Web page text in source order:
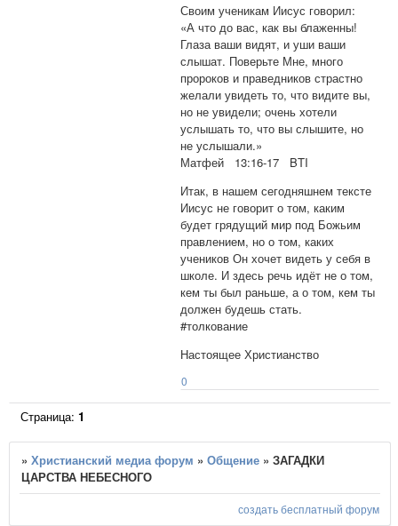
Своим ученикам Иисус говорил:
«А что до вас, как вы блаженны!
Глаза ваши видят, и уши ваши
слышат. Поверьте Мне, много
пророков и праведников страстно
желали увидеть то, что видите вы,
но не увидели; очень хотели
услышать то, что вы слышите, но
не услышали.»
Матфей 13:16-17 BTI
Итак, в нашем сегодняшнем тексте
Иисус не говорит о том, каким
будет грядущий мир под Божьим
правлением, но о том, каких
учеников Он хочет видеть у себя в
школе. И здесь речь идёт не о том,
кем ты был раньше, а о том, кем ты
должен будешь стать.
#толкование
Настоящее Христианство
0
Страница:1
»Христианский медиа форум »Общение »​​ЗАГАДКИ
ЦАРСТВА НЕБЕСНОГО
создать бесплатный форум